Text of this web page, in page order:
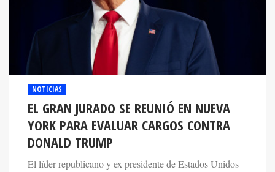
NOTICIAS
EL GRAN JURADO SE REUNIÓ EN NUEVA
YORK PARA EVALUAR CARGOS CONTRA
DONALD TRUMP
El líder republicano y ex presidente de Estados Unidos